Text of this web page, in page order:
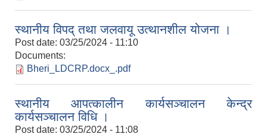
स्थानीय विपद् तथा जलवायू उत्थानशील योजना ।
Post date: 03/25/2024 - 11:10
Documents:
Bheri_LDCRP.docx_.pdf
स्थानीय आपत्कालीन कार्यसञ्चालन केन्द्र
कार्यसञ्चालन विधि ।
Post date: 03/25/2024 - 11:08